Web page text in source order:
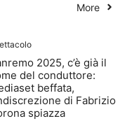
More
2025, c’è già il
del conduttore:
beffata,
di Fabrizio
spiazza